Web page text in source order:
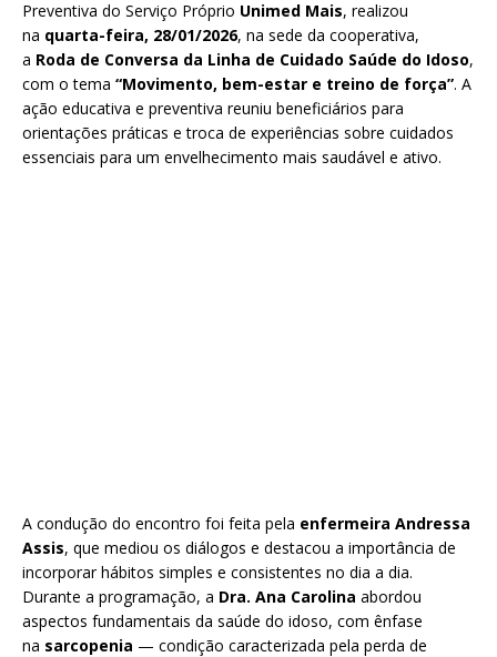
Preventiva do Serviço Próprio Unimed Mais, realizou
na quarta-feira, 28/01/2026, na sede da cooperativa,
a Roda de Conversa da Linha de Cuidado Saúde do Idoso,
com o tema “Movimento, bem-estar e treino de força”. A
ação educativa e preventiva reuniu beneficiários para
orientações práticas e troca de experiências sobre cuidados
essenciais para um envelhecimento mais saudável e ativo.
A condução do encontro foi feita pela enfermeira Andressa
Assis, que mediou os diálogos e destacou a importância de
incorporar hábitos simples e consistentes no dia a dia.
Durante a programação, a Dra. Ana Carolina abordou
aspectos fundamentais da saúde do idoso, com ênfase
na sarcopenia — condição caracterizada pela perda de